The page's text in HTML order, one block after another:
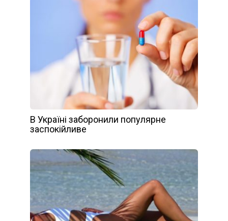
В Україні заборонили популярне
заспокійливе